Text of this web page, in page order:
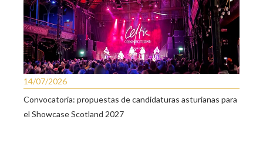
14/07/2026
Convocatoria: propuestas de candidaturas asturianas para
el Showcase Scotland 2027